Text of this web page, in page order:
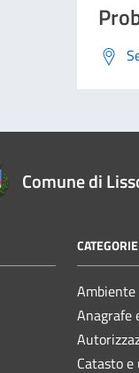
Comune di
Ambiente
Anagrafe
Catasto